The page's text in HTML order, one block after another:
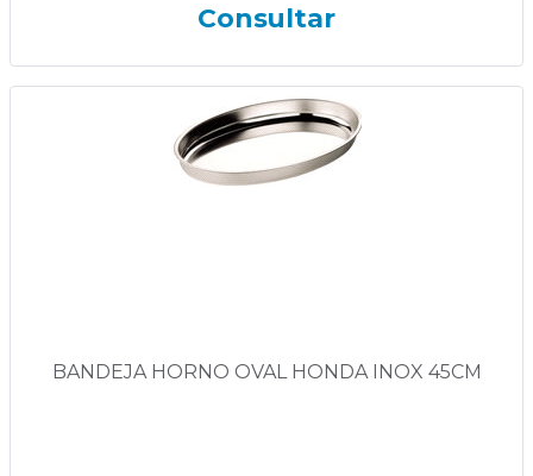
Consultar
BANDEJA HORNO OVAL HONDA INOX 45CM